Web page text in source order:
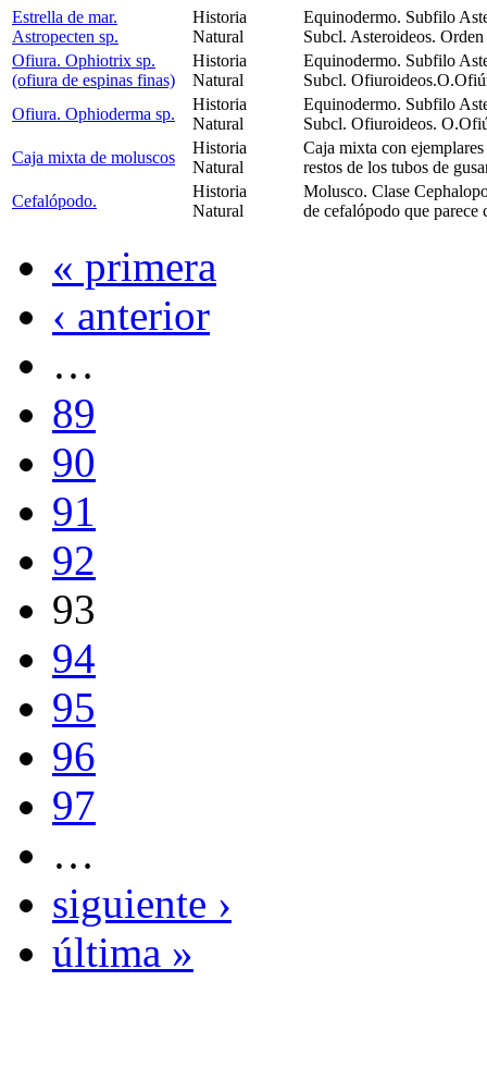
Estrella de mar.
Astropecten sp.
Historia
Natural
Equinodermo. Subfilo
Subcl. Asteroideos.
Ofiura. Ophiotrix sp.
(ofiura de espinas finas)
Historia
Natural
Equinodermo. Subfilo
Subcl.
Ofiura. Ophioderma sp.
Historia
Natural
Equinodermo. Subfilo
Subcl. Ofiuroideos.
Caja mixta de moluscos
Historia
Natural
Caja mixta con
restos de los tubos de
Cefalópodo.
Historia
Natural
Molusco. Clase
de cefalópodo que
« primera
‹ anterior
…
89
90
91
92
93
94
95
96
97
…
siguiente ›
última »